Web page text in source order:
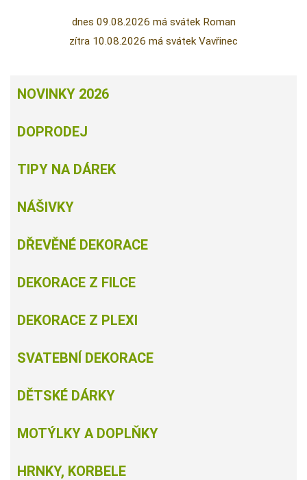
dnes 09.08.2026 má svátek Roman
zítra 10.08.2026 má svátek Vavřinec
NOVINKY 2026
DOPRODEJ
TIPY NA DÁREK
NÁŠIVKY
DŘEVĚNÉ DEKORACE
DEKORACE Z FILCE
DEKORACE Z PLEXI
SVATEBNÍ DEKORACE
DĚTSKÉ DÁRKY
MOTÝLKY A DOPLŇKY
HRNKY, KORBELE